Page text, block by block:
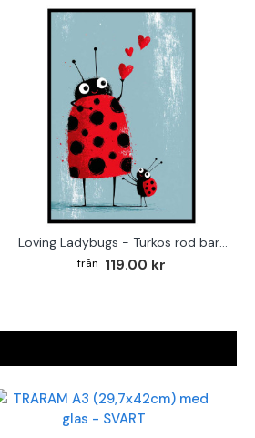
Loving Ladybugs - Turkos röd barntavla
119.00 kr